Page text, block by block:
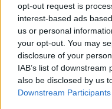
opt-out request is
interest-based ads
us or personal
your opt-out. You may
disclosure of your
IAB’s list of
also be disclosed by us
Downstream Participants
Για τη θέση που
μπορεί να προσφέρει
μπάσκετ. Κάθε παίκτης
μπορεί. Αυτό προσπαθώ
«4» και να παίζω για
Γιώργος Πρίντεζης: